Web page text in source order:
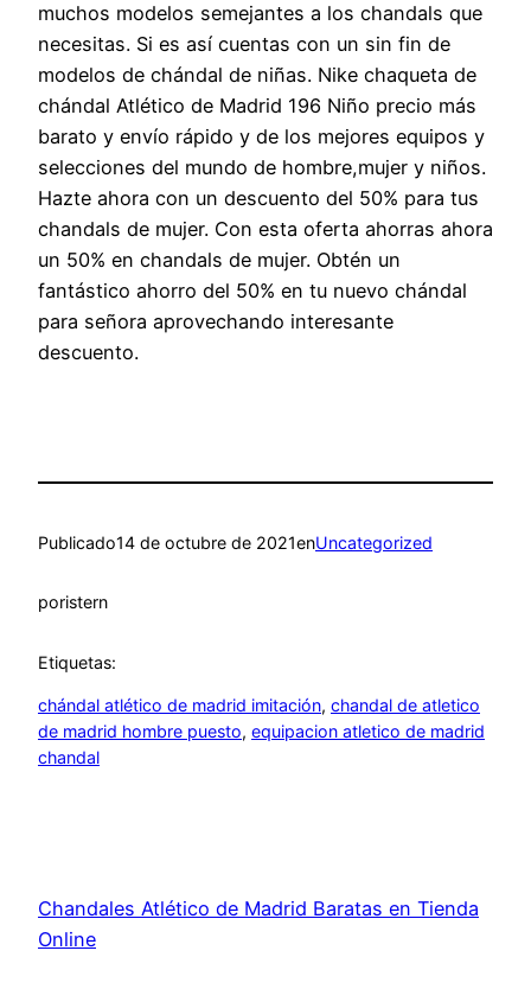
muchos modelos semejantes a los chandals que
necesitas. Si es así cuentas con un sin fin de
modelos de chándal de niñas. Nike chaqueta de
chándal Atlético de Madrid 196 Niño precio más
barato y envío rápido y de los mejores equipos y
selecciones del mundo de hombre,mujer y niños.
Hazte ahora con un descuento del 50% para tus
chandals de mujer. Con esta oferta ahorras ahora
un 50% en chandals de mujer. Obtén un
fantástico ahorro del 50% en tu nuevo chándal
para señora aprovechando interesante
descuento.
Publicado14 de octubre de 2021enUncategorized
poristern
Etiquetas:
chándal atlético de madrid imitación, chandal de atletico
de madrid hombre puesto, equipacion atletico de madrid
chandal
Chandales Atlético de Madrid Baratas en Tienda
Online